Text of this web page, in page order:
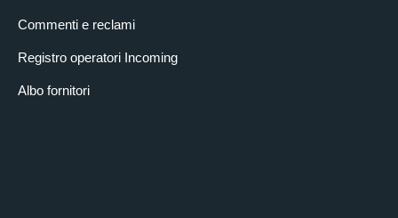
Commenti e reclami
Registro operatori Incoming
Albo fornitori